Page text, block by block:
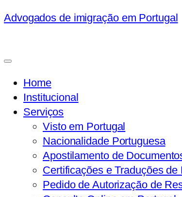
Advogados de imigração em Portugal
Home
Institucional
Serviços
Visto em Portugal
Nacionalidade Portuguesa
Apostilamento de
Certificações e Traduções de
Pedido de Autorização de